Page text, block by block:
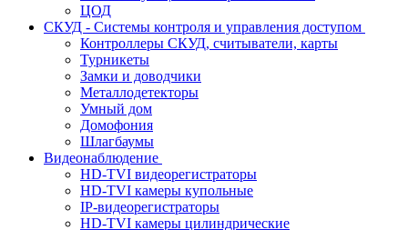
ЦОД
СКУД - Системы контроля и управления доступом
Контроллеры СКУД, считыватели, карты
Турникеты
Замки и доводчики
Металлодетекторы
Умный дом
Домофония
Шлагбаумы
Видеонаблюдение
HD-TVI видеорегистраторы
HD-TVI камеры купольные
IP-видеорегистраторы
HD-TVI камеры цилиндрические